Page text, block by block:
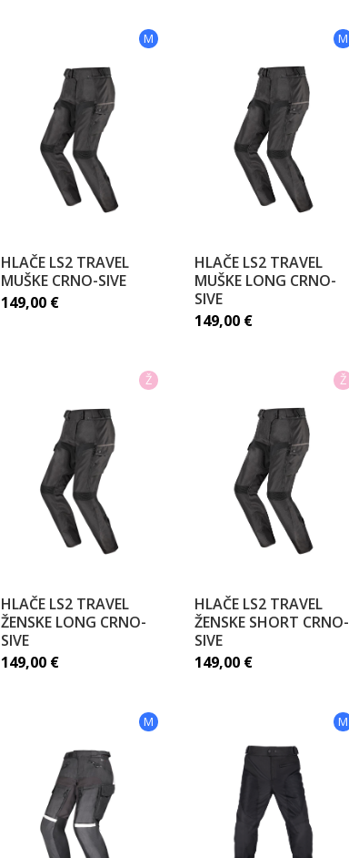
M
HLAČE LS2 TRAVEL
MUŠKE CRNO-SIVE
149,00 €
M
HLAČE LS2 TRAVEL
MUŠKE LONG CRNO-
SIVE
149,00 €
Ž
HLAČE LS2 TRAVEL
ŽENSKE LONG CRNO-
SIVE
149,00 €
Ž
HLAČE LS2 TRAVEL
ŽENSKE SHORT CRNO-
SIVE
149,00 €
M M